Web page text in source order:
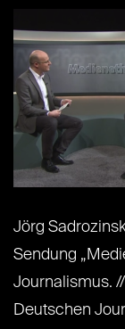
Jörg
Sendung
Journalismus.
Deutschen